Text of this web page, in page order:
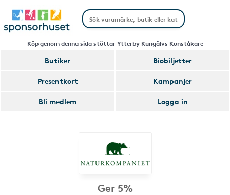
Köp genom denna sida stöttar Ytterby Kungälvs Konståkare
Butiker
Biobiljetter
Presentkort
Kampanjer
Bli medlem
Logga in
Ger 5%